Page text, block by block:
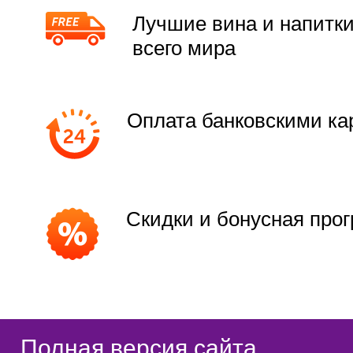
Лучшие вина и
всего мира
Оплата банковскими
Скидки и бонусная